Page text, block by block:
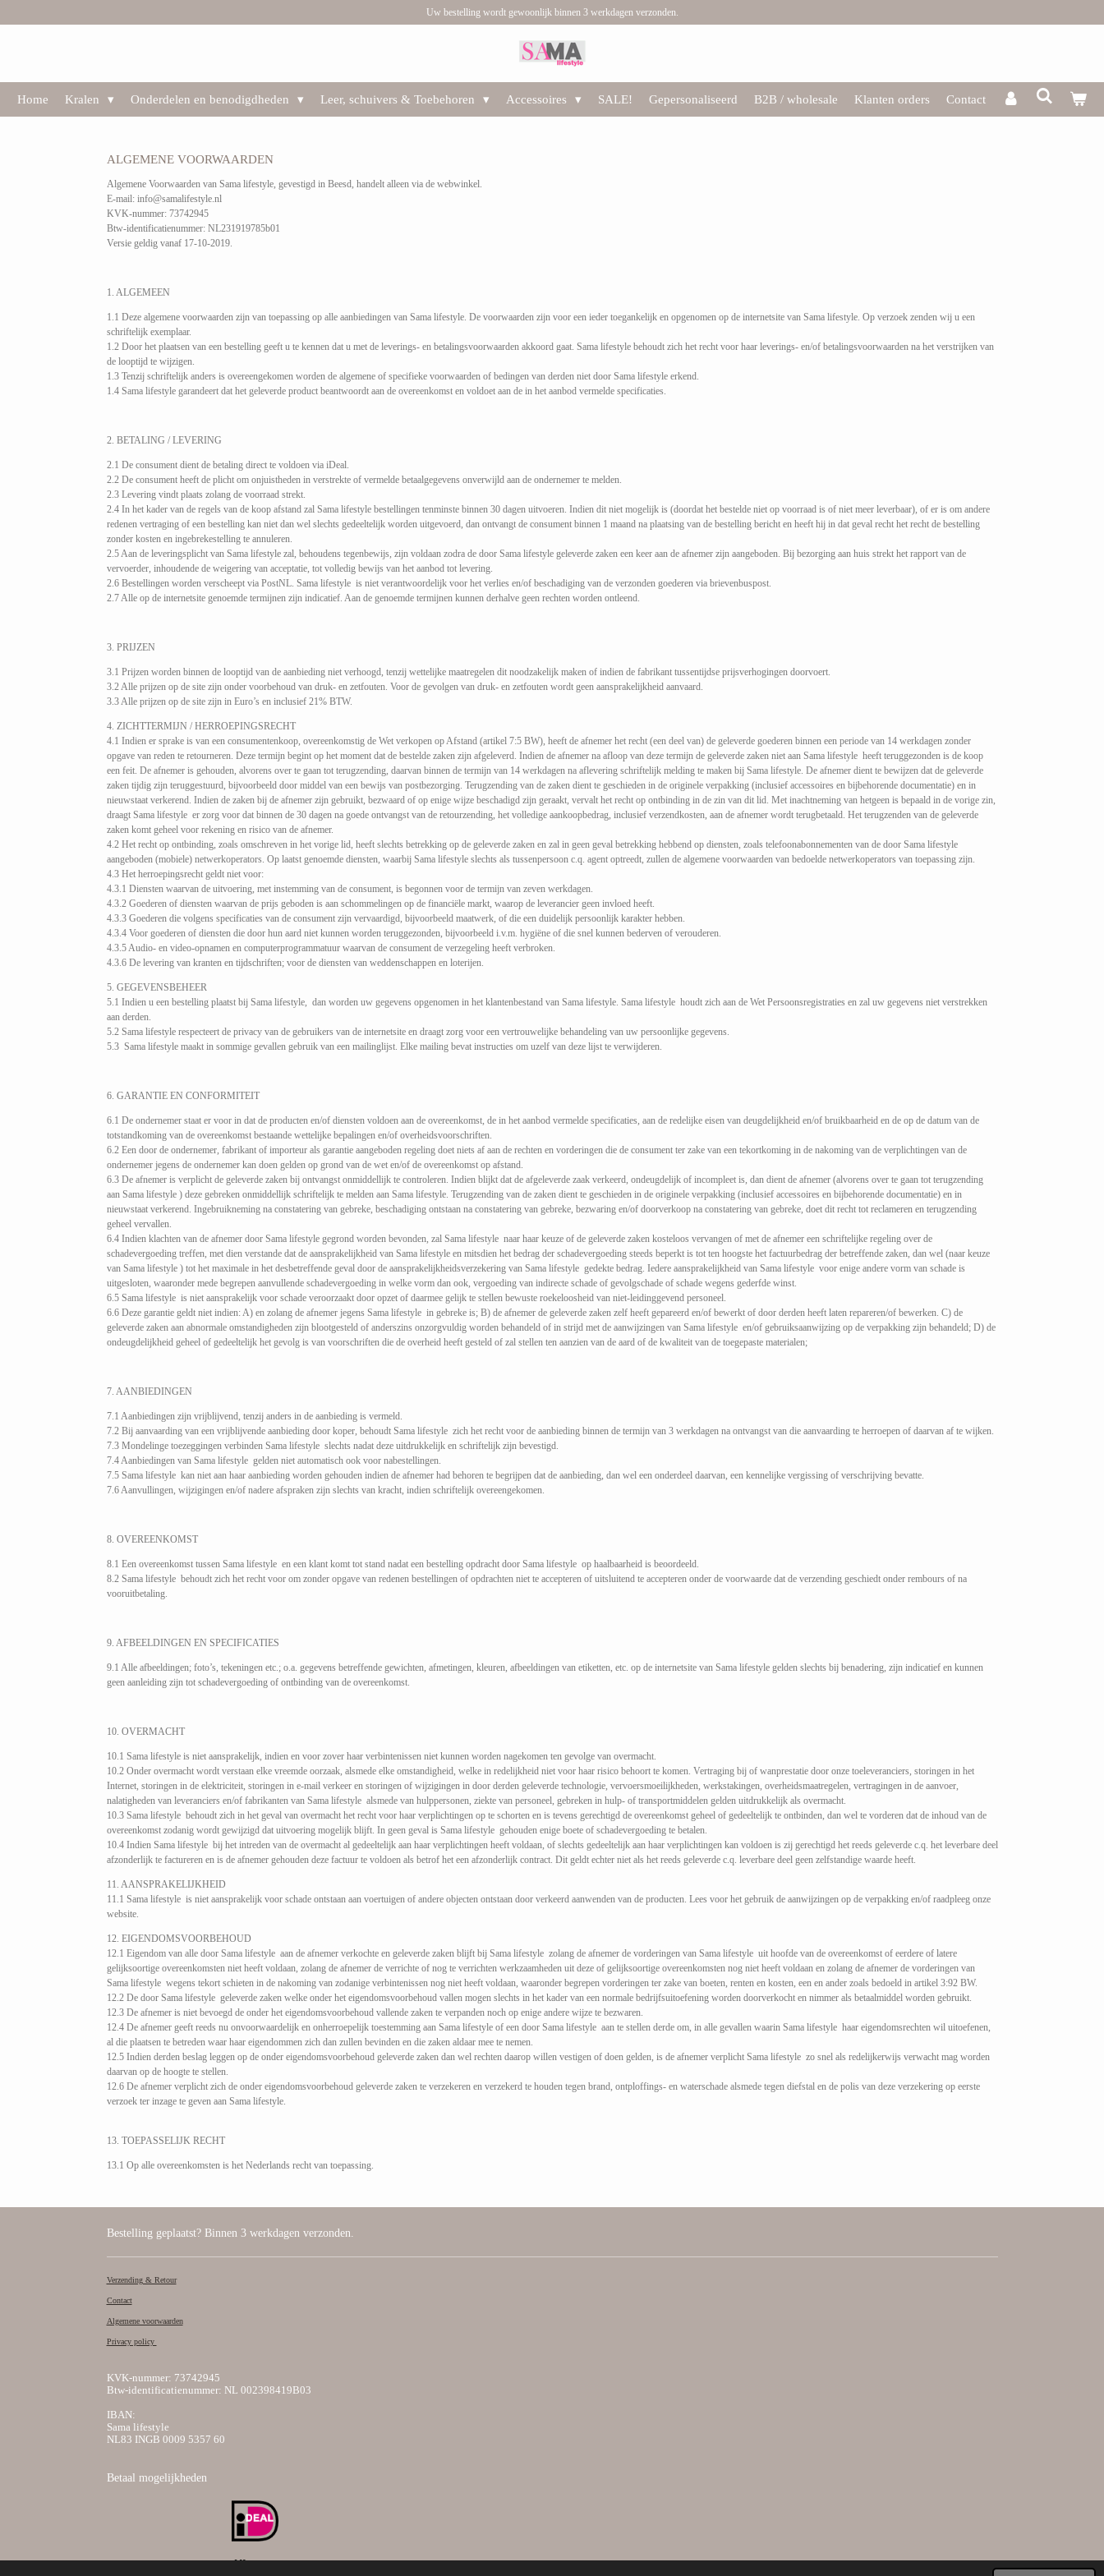
Uw bestelling wordt gewoonlijk binnen 3 werkdagen verzonden.
Home Kralen Onderdelen en benodigdheden Leer, schuivers & Toebehoren Accessoires SALE! Gepersonaliseerd B2B / wholesale Klanten orders Contact
ALGEMENE VOORWAARDEN
Algemene Voorwaarden van Sama lifestyle, gevestigd in Beesd, handelt alleen via de webwinkel.
E-mail: info@samalifestyle.nl
KVK-nummer: 73742945
Btw-identificatienummer: NL231919785b01
Versie geldig vanaf 17-10-2019.
1. ALGEMEEN
1.1 Deze algemene voorwaarden zijn van toepassing op alle aanbiedingen van Sama lifestyle. De voorwaarden zijn voor een ieder toegankelijk en opgenomen op de internetsite van Sama lifestyle. Op verzoek zenden wij u een
schriftelijk exemplaar.
1.2 Door het plaatsen van een bestelling geeft u te kennen dat u met de leverings- en betalingsvoorwaarden akkoord gaat. Sama lifestyle behoudt zich het recht voor haar leverings- en/of betalingsvoorwaarden na het verstrijken van
de looptijd te wijzigen.
1.3 Tenzij schriftelijk anders is overeengekomen worden de algemene of specifieke voorwaarden of bedingen van derden niet door Sama lifestyle erkend.
1.4 Sama lifestyle garandeert dat het geleverde product beantwoordt aan de overeenkomst en voldoet aan de in het aanbod vermelde specificaties.
2. BETALING / LEVERING
2.1 De consument dient de betaling direct te voldoen via iDeal.
2.2 De consument heeft de plicht om onjuistheden in verstrekte of vermelde betaalgegevens onverwijld aan de ondernemer te melden.
2.3 Levering vindt plaats zolang de voorraad strekt.
2.4 In het kader van de regels van de koop afstand zal Sama lifestyle bestellingen tenminste binnen 30 dagen uitvoeren. Indien dit niet mogelijk is (doordat het bestelde niet op voorraad is of niet meer leverbaar), of er is om andere
redenen vertraging of een bestelling kan niet dan wel slechts gedeeltelijk worden uitgevoerd, dan ontvangt de consument binnen 1 maand na plaatsing van de bestelling bericht en heeft hij in dat geval recht het recht de bestelling
zonder kosten en ingebrekestelling te annuleren.
2.5 Aan de leveringsplicht van Sama lifestyle zal, behoudens tegenbewijs, zijn voldaan zodra de door Sama lifestyle geleverde zaken een keer aan de afnemer zijn aangeboden. Bij bezorging aan huis strekt het rapport van de
vervoerder, inhoudende de weigering van acceptatie, tot volledig bewijs van het aanbod tot levering.
2.6 Bestellingen worden verscheept via PostNL. Sama lifestyle is niet verantwoordelijk voor het verlies en/of beschadiging van de verzonden goederen via brievenbuspost.
2.7 Alle op de internetsite genoemde termijnen zijn indicatief. Aan de genoemde termijnen kunnen derhalve geen rechten worden ontleend.
3. PRIJZEN
3.1 Prijzen worden binnen de looptijd van de aanbieding niet verhoogd, tenzij wettelijke maatregelen dit noodzakelijk maken of indien de fabrikant tussentijdse prijsverhogingen doorvoert.
3.2 Alle prijzen op de site zijn onder voorbehoud van druk- en zetfouten. Voor de gevolgen van druk- en zetfouten wordt geen aansprakelijkheid aanvaard.
3.3 Alle prijzen op de site zijn in Euro’s en inclusief 21% BTW.
4. ZICHTTERMIJN / HERROEPINGSRECHT
4.1 Indien er sprake is van een consumentenkoop, overeenkomstig de Wet verkopen op Afstand (artikel 7:5 BW), heeft de afnemer het recht (een deel van) de geleverde goederen binnen een periode van 14 werkdagen zonder
opgave van reden te retourneren. Deze termijn begint op het moment dat de bestelde zaken zijn afgeleverd. Indien de afnemer na afloop van deze termijn de geleverde zaken niet aan Sama lifestyle heeft teruggezonden is de koop
een feit. De afnemer is gehouden, alvorens over te gaan tot terugzending, daarvan binnen de termijn van 14 werkdagen na aflevering schriftelijk melding te maken bij Sama lifestyle. De afnemer dient te bewijzen dat de geleverde
zaken tijdig zijn teruggestuurd, bijvoorbeeld door middel van een bewijs van postbezorging. Terugzending van de zaken dient te geschieden in de originele verpakking (inclusief accessoires en bijbehorende documentatie) en in
nieuwstaat verkerend. Indien de zaken bij de afnemer zijn gebruikt, bezwaard of op enige wijze beschadigd zijn geraakt, vervalt het recht op ontbinding in de zin van dit lid. Met inachtneming van hetgeen is bepaald in de vorige zin,
draagt Sama lifestyle er zorg voor dat binnen de 30 dagen na goede ontvangst van de retourzending, het volledige aankoopbedrag, inclusief verzendkosten, aan de afnemer wordt terugbetaald. Het terugzenden van de geleverde
zaken komt geheel voor rekening en risico van de afnemer.
4.2 Het recht op ontbinding, zoals omschreven in het vorige lid, heeft slechts betrekking op de geleverde zaken en zal in geen geval betrekking hebbend op diensten, zoals telefoonabonnementen van de door Sama lifestyle
aangeboden (mobiele) netwerkoperators. Op laatst genoemde diensten, waarbij Sama lifestyle slechts als tussenpersoon c.q. agent optreedt, zullen de algemene voorwaarden van bedoelde netwerkoperators van toepassing zijn.
4.3 Het herroepingsrecht geldt niet voor:
4.3.1 Diensten waarvan de uitvoering, met instemming van de consument, is begonnen voor de termijn van zeven werkdagen.
4.3.2 Goederen of diensten waarvan de prijs geboden is aan schommelingen op de financiële markt, waarop de leverancier geen invloed heeft.
4.3.3 Goederen die volgens specificaties van de consument zijn vervaardigd, bijvoorbeeld maatwerk, of die een duidelijk persoonlijk karakter hebben.
4.3.4 Voor goederen of diensten die door hun aard niet kunnen worden teruggezonden, bijvoorbeeld i.v.m. hygiëne of die snel kunnen bederven of verouderen.
4.3.5 Audio- en video-opnamen en computerprogrammatuur waarvan de consument de verzegeling heeft verbroken.
4.3.6 De levering van kranten en tijdschriften; voor de diensten van weddenschappen en loterijen.
5. GEGEVENSBEHEER
5.1 Indien u een bestelling plaatst bij Sama lifestyle, dan worden uw gegevens opgenomen in het klantenbestand van Sama lifestyle. Sama lifestyle houdt zich aan de Wet Persoonsregistraties en zal uw gegevens niet verstrekken
aan derden.
5.2 Sama lifestyle respecteert de privacy van de gebruikers van de internetsite en draagt zorg voor een vertrouwelijke behandeling van uw persoonlijke gegevens.
5.3 Sama lifestyle maakt in sommige gevallen gebruik van een mailinglijst. Elke mailing bevat instructies om uzelf van deze lijst te verwijderen.
6. GARANTIE EN CONFORMITEIT
6.1 De ondernemer staat er voor in dat de producten en/of diensten voldoen aan de overeenkomst, de in het aanbod vermelde specificaties, aan de redelijke eisen van deugdelijkheid en/of bruikbaarheid en de op de datum van de
totstandkoming van de overeenkomst bestaande wettelijke bepalingen en/of overheidsvoorschriften.
6.2 Een door de ondernemer, fabrikant of importeur als garantie aangeboden regeling doet niets af aan de rechten en vorderingen die de consument ter zake van een tekortkoming in de nakoming van de verplichtingen van de
ondernemer jegens de ondernemer kan doen gelden op grond van de wet en/of de overeenkomst op afstand.
6.3 De afnemer is verplicht de geleverde zaken bij ontvangst onmiddellijk te controleren. Indien blijkt dat de afgeleverde zaak verkeerd, ondeugdelijk of incompleet is, dan dient de afnemer (alvorens over te gaan tot terugzending
aan Sama lifestyle ) deze gebreken onmiddellijk schriftelijk te melden aan Sama lifestyle. Terugzending van de zaken dient te geschieden in de originele verpakking (inclusief accessoires en bijbehorende documentatie) en in
nieuwstaat verkerend. Ingebruikneming na constatering van gebreke, beschadiging ontstaan na constatering van gebreke, bezwaring en/of doorverkoop na constatering van gebreke, doet dit recht tot reclameren en terugzending
geheel vervallen.
6.4 Indien klachten van de afnemer door Sama lifestyle gegrond worden bevonden, zal Sama lifestyle naar haar keuze of de geleverde zaken kosteloos vervangen of met de afnemer een schriftelijke regeling over de
schadevergoeding treffen, met dien verstande dat de aansprakelijkheid van Sama lifestyle en mitsdien het bedrag der schadevergoeding steeds beperkt is tot ten hoogste het factuurbedrag der betreffende zaken, dan wel (naar keuze
van Sama lifestyle ) tot het maximale in het desbetreffende geval door de aansprakelijkheidsverzekering van Sama lifestyle gedekte bedrag. Iedere aansprakelijkheid van Sama lifestyle voor enige andere vorm van schade is
uitgesloten, waaronder mede begrepen aanvullende schadevergoeding in welke vorm dan ook, vergoeding van indirecte schade of gevolgschade of schade wegens gederfde winst.
6.5 Sama lifestyle is niet aansprakelijk voor schade veroorzaakt door opzet of daarmee gelijk te stellen bewuste roekeloosheid van niet-leidinggevend personeel.
6.6 Deze garantie geldt niet indien: A) en zolang de afnemer jegens Sama lifestyle in gebreke is; B) de afnemer de geleverde zaken zelf heeft gepareerd en/of bewerkt of door derden heeft laten repareren/of bewerken. C) de
geleverde zaken aan abnormale omstandigheden zijn blootgesteld of anderszins onzorgvuldig worden behandeld of in strijd met de aanwijzingen van Sama lifestyle en/of gebruiksaanwijzing op de verpakking zijn behandeld; D) de
ondeugdelijkheid geheel of gedeeltelijk het gevolg is van voorschriften die de overheid heeft gesteld of zal stellen ten aanzien van de aard of de kwaliteit van de toegepaste materialen;
7. AANBIEDINGEN
7.1 Aanbiedingen zijn vrijblijvend, tenzij anders in de aanbieding is vermeld.
7.2 Bij aanvaarding van een vrijblijvende aanbieding door koper, behoudt Sama lifestyle zich het recht voor de aanbieding binnen de termijn van 3 werkdagen na ontvangst van die aanvaarding te herroepen of daarvan af te wijken.
7.3 Mondelinge toezeggingen verbinden Sama lifestyle slechts nadat deze uitdrukkelijk en schriftelijk zijn bevestigd.
7.4 Aanbiedingen van Sama lifestyle gelden niet automatisch ook voor nabestellingen.
7.5 Sama lifestyle kan niet aan haar aanbieding worden gehouden indien de afnemer had behoren te begrijpen dat de aanbieding, dan wel een onderdeel daarvan, een kennelijke vergissing of verschrijving bevatte.
7.6 Aanvullingen, wijzigingen en/of nadere afspraken zijn slechts van kracht, indien schriftelijk overeengekomen.
8. OVEREENKOMST
8.1 Een overeenkomst tussen Sama lifestyle en een klant komt tot stand nadat een bestelling opdracht door Sama lifestyle op haalbaarheid is beoordeeld.
8.2 Sama lifestyle behoudt zich het recht voor om zonder opgave van redenen bestellingen of opdrachten niet te accepteren of uitsluitend te accepteren onder de voorwaarde dat de verzending geschiedt onder rembours of na
vooruitbetaling.
9. AFBEELDINGEN EN SPECIFICATIES
9.1 Alle afbeeldingen; foto’s, tekeningen etc.; o.a. gegevens betreffende gewichten, afmetingen, kleuren, afbeeldingen van etiketten, etc. op de internetsite van Sama lifestyle gelden slechts bij benadering, zijn indicatief en kunnen
geen aanleiding zijn tot schadevergoeding of ontbinding van de overeenkomst.
10. OVERMACHT
10.1 Sama lifestyle is niet aansprakelijk, indien en voor zover haar verbintenissen niet kunnen worden nagekomen ten gevolge van overmacht.
10.2 Onder overmacht wordt verstaan elke vreemde oorzaak, alsmede elke omstandigheid, welke in redelijkheid niet voor haar risico behoort te komen. Vertraging bij of wanprestatie door onze toeleveranciers, storingen in het
Internet, storingen in de elektriciteit, storingen in e-mail verkeer en storingen of wijzigingen in door derden geleverde technologie, vervoersmoeilijkheden, werkstakingen, overheidsmaatregelen, vertragingen in de aanvoer,
nalatigheden van leveranciers en/of fabrikanten van Sama lifestyle alsmede van hulppersonen, ziekte van personeel, gebreken in hulp- of transportmiddelen gelden uitdrukkelijk als overmacht.
10.3 Sama lifestyle behoudt zich in het geval van overmacht het recht voor haar verplichtingen op te schorten en is tevens gerechtigd de overeenkomst geheel of gedeeltelijk te ontbinden, dan wel te vorderen dat de inhoud van de
overeenkomst zodanig wordt gewijzigd dat uitvoering mogelijk blijft. In geen geval is Sama lifestyle gehouden enige boete of schadevergoeding te betalen.
10.4 Indien Sama lifestyle bij het intreden van de overmacht al gedeeltelijk aan haar verplichtingen heeft voldaan, of slechts gedeeltelijk aan haar verplichtingen kan voldoen is zij gerechtigd het reeds geleverde c.q. het leverbare deel
afzonderlijk te factureren en is de afnemer gehouden deze factuur te voldoen als betrof het een afzonderlijk contract. Dit geldt echter niet als het reeds geleverde c.q. leverbare deel geen zelfstandige waarde heeft.
11. AANSPRAKELIJKHEID
11.1 Sama lifestyle is niet aansprakelijk voor schade ontstaan aan voertuigen of andere objecten ontstaan door verkeerd aanwenden van de producten. Lees voor het gebruik de aanwijzingen op de verpakking en/of raadpleeg onze
website.
12. EIGENDOMSVOORBEHOUD
12.1 Eigendom van alle door Sama lifestyle aan de afnemer verkochte en geleverde zaken blijft bij Sama lifestyle zolang de afnemer de vorderingen van Sama lifestyle uit hoofde van de overeenkomst of eerdere of latere
gelijksoortige overeenkomsten niet heeft voldaan, zolang de afnemer de verrichte of nog te verrichten werkzaamheden uit deze of gelijksoortige overeenkomsten nog niet heeft voldaan en zolang de afnemer de vorderingen van
Sama lifestyle wegens tekort schieten in de nakoming van zodanige verbintenissen nog niet heeft voldaan, waaronder begrepen vorderingen ter zake van boeten, renten en kosten, een en ander zoals bedoeld in artikel 3:92 BW.
12.2 De door Sama lifestyle geleverde zaken welke onder het eigendomsvoorbehoud vallen mogen slechts in het kader van een normale bedrijfsuitoefening worden doorverkocht en nimmer als betaalmiddel worden gebruikt.
12.3 De afnemer is niet bevoegd de onder het eigendomsvoorbehoud vallende zaken te verpanden noch op enige andere wijze te bezwaren.
12.4 De afnemer geeft reeds nu onvoorwaardelijk en onherroepelijk toestemming aan Sama lifestyle of een door Sama lifestyle aan te stellen derde om, in alle gevallen waarin Sama lifestyle haar eigendomsrechten wil uitoefenen,
al die plaatsen te betreden waar haar eigendommen zich dan zullen bevinden en die zaken aldaar mee te nemen.
12.5 Indien derden beslag leggen op de onder eigendomsvoorbehoud geleverde zaken dan wel rechten daarop willen vestigen of doen gelden, is de afnemer verplicht Sama lifestyle zo snel als redelijkerwijs verwacht mag worden
daarvan op de hoogte te stellen.
12.6 De afnemer verplicht zich de onder eigendomsvoorbehoud geleverde zaken te verzekeren en verzekerd te houden tegen brand, ontploffings- en waterschade alsmede tegen diefstal en de polis van deze verzekering op eerste
verzoek ter inzage te geven aan Sama lifestyle.
13. TOEPASSELIJK RECHT
13.1 Op alle overeenkomsten is het Nederlands recht van toepassing.
Bestelling geplaatst? Binnen 3 werkdagen verzonden.
Verzending & Retour
Contact
Algemene voorwaarden
Privacy policy
KVK-nummer: 73742945
Btw-identificatienummer: NL 002398419B03
IBAN:
Sama lifestyle
NL83 INGB 0009 5357 60
Betaal mogelijkheden